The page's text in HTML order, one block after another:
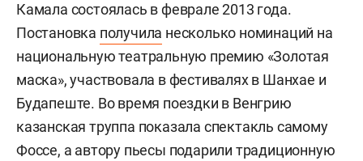
Камала состоялась в феврале 2013 года.
Постановка получила несколько номинаций на
национальную театральную премию «Золотая
маска», участвовала в фестивалях в Шанхае и
Будапеште. Во время поездки в Венгрию
казанская труппа показала спектакль самому
Фоссе, а автору пьесы подарили традиционную